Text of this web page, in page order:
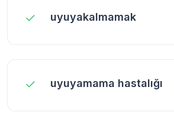
uyuyakalmamak
uyuyamama hastalığı